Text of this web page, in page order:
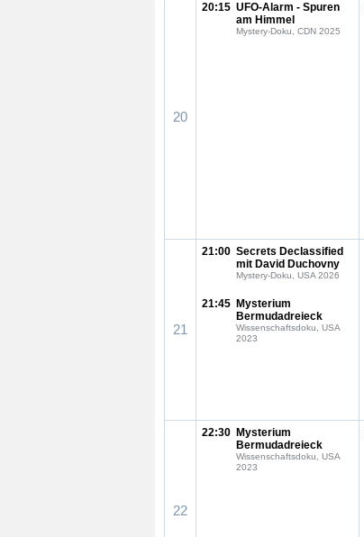
20
20:15 UFO-Alarm - Spuren
am Himmel
Mystery-Doku, CDN 2025
21
21:00 Secrets Declassified
mit David Duchovny
Mystery-Doku, USA 2026
21:45 Mysterium
Bermudadreieck
Wissenschaftsdoku, USA
2023
22
22:30 Mysterium
Bermudadreieck
Wissenschaftsdoku, USA
2023